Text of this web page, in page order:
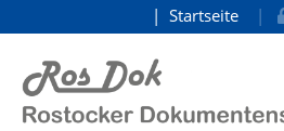
zum Inhalt
Startseite